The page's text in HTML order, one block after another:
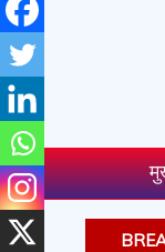
औषधे व सर्जिकल